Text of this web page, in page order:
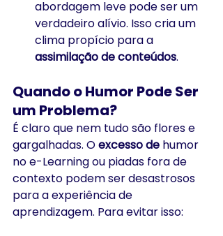
abordagem leve pode ser um
verdadeiro alívio. Isso cria um
clima propício para a
assimilação de conteúdos.
Quando o Humor Pode Ser
um Problema?
É claro que nem tudo são flores e
gargalhadas. O excesso de humor
no e-Learning ou piadas fora de
contexto podem ser desastrosos
para a experiência de
aprendizagem. Para evitar isso: